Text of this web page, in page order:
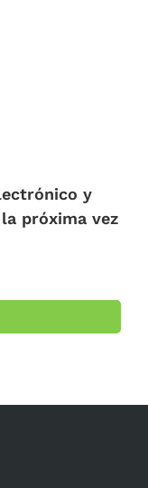
y
próxima vez